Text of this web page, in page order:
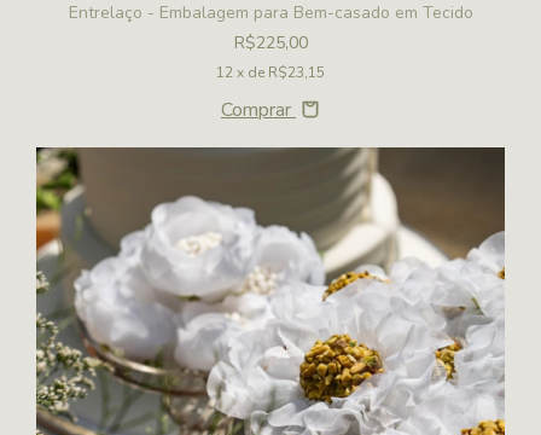
Entrelaço - Embalagem para Bem-casado em Tecido
R$225,00
12x de R$23,15
Comprar